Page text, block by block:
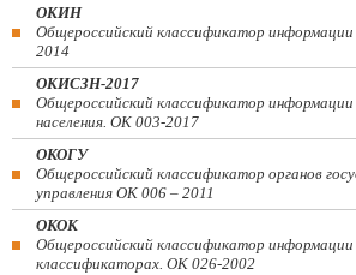
ОКИН
Общероссийский классификатор
2014
ОКИСЗН-2017
Общероссийский классификатор
населения. ОК 003-2017
ОКОГУ
Общероссийский классификатор органов
управления ОК 006 – 2011
ОКОК
Общероссийский классификатор
классификаторах. ОК 026-2002